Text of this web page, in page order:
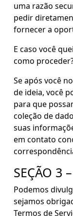
uma razão
pedir
fornecer a
E caso você
como
Se após você
de ideia, você
para que
coleção de
suas
em contato
SEÇÃO 3
Podemos
sejamos
Termos de